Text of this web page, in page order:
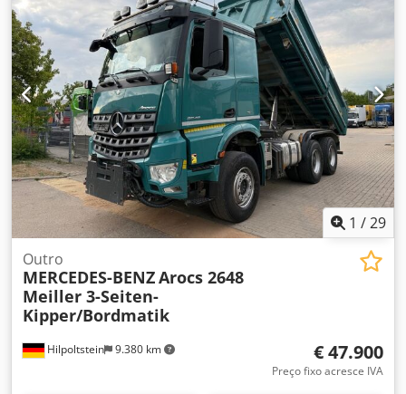
1 /29
Hilpoltstein 9.380 km
Outro
MERCEDES-BENZArocs 2648
Meiller 3-Seiten-
Kipper/Bordmatik
€ 47.900
Preço fixo acresce IVA